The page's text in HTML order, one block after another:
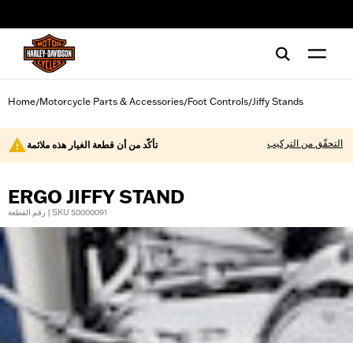
Home/Motorcycle Parts & Accessories/Foot Controls/Jiffy Stands
تأكّد من أن قطعة الغيار هذه ملائمة التحقّق من التركيب
ERGO JIFFY STAND
رقم القطعة | SKU 50000091